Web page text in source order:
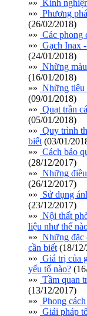
»» Kinh
»» Phương
(26/02/2018)
»» Các phong
»» Gạch Inax
(24/01/2018)
»» Những
(16/01/2018)
»» Những tiêu
(09/01/2018)
»» Quạt trần
(05/01/2018)
»» Quy trình
biết (03/01/
»» Cách bảo
(28/12/2017)
»» Những
(26/12/2017)
»» Sử dụng
(23/12/2017)
»» Nội thất
liệu như thế
»» Những đặc
cần biết (18/
»» Giá trị của
yếu tố nào?
»» Tầm quan
(13/12/2017)
»» Phong
»» Giải pháp